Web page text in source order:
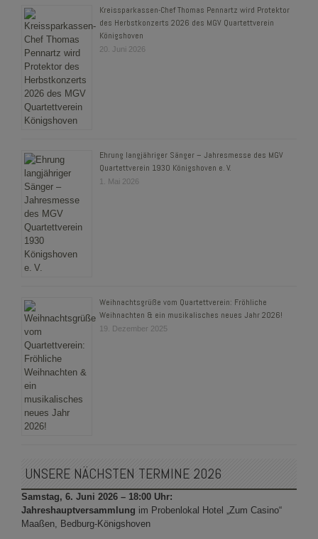
Kreissparkassen-Chef Thomas Pennartz wird Protektor
des Herbstkonzerts 2026 des MGV Quartettverein
Königshoven
20. Juni 2026
Ehrung langjähriger Sänger – Jahresmesse des MGV
Quartettverein 1930 Königshoven e. V.
1. Mai 2026
Weihnachtsgrüße vom Quartettverein: Fröhliche
Weihnachten & ein musikalisches neues Jahr 2026!
19. Dezember 2025
UNSERE NÄCHSTEN TERMINE 2026
Samstag, 6. Juni 2026 – 18:00 Uhr:
Jahreshauptversammlung im Probenlokal Hotel „Zum Casino“
Maaßen, Bedburg-Königshoven